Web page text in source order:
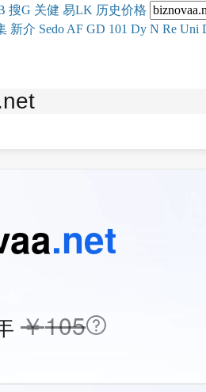
搜G 关健 易LK 历史价格
新介 Sedo AF GD 101 Dy N Re Uni